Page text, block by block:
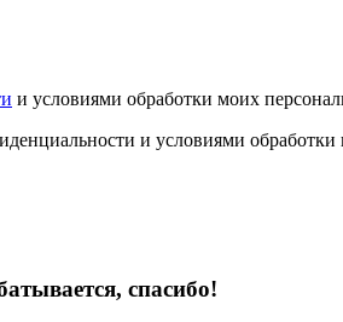
и условиями обработки моих
и условиями
спасибо!